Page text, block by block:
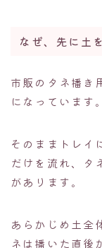
なぜ、先に土
市販のタネ播き
になっています。
そのままトレイ
だけを流れ、タ
があります。
あらかじめ土全
ネは播いた直後